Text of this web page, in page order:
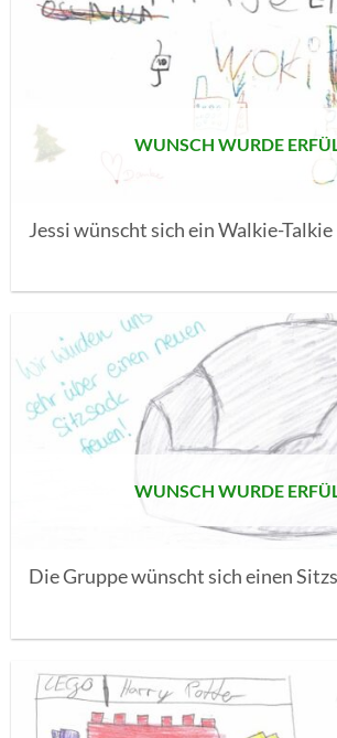
WUNSCH WURDE
Jessi wünscht sich ein Walkie-Talkie
WUNSCH WURDE
Die Gruppe wünscht sich einen